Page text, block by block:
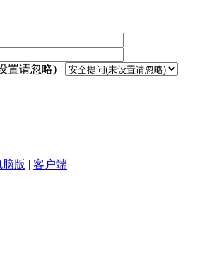
置请忽略)
脑版 | 客户端